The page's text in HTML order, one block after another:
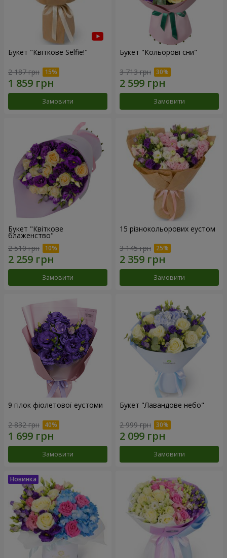
Букет "Квіткове Selfie!"
2 187 грн
Замовити
Букет "Кольорові сни"
3 713 грн
Замовити
Букет "Квіткове
блаженство"
2 510 грн
Замовити
15 різнокольорових еустом
3 145 грн
Замовити
9 гілок фіолетової еустоми
2 832 грн
Замовити
Букет "Лавандове небо"
2 999 грн
Замовити